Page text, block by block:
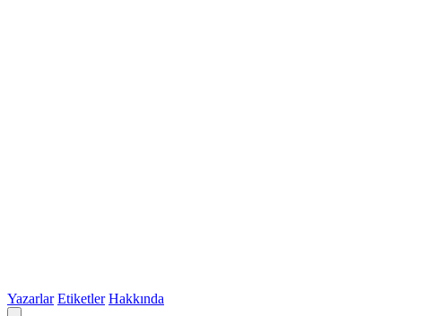
Yazarlar Etiketler Hakkında